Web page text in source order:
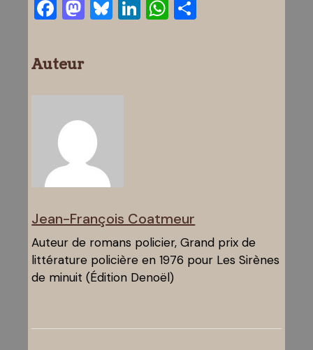
Facebook
Mastodon
Bluesky
LinkedIn
WhatsApp
Auteur
Jean-François Coatmeur
Auteur de romans policier, Grand prix de
littérature policière en 1976 pour Les Sirènes
de minuit (Édition Denoël)